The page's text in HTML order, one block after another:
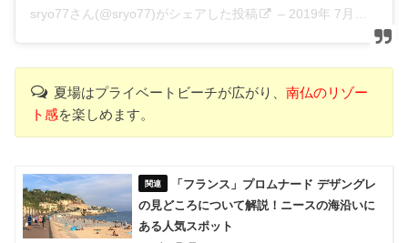
sryo77さん(@sryo77)がシェアした投稿 – 2019年 7月月25日午前4時06分PDT
夏場はプライベートビーチが広がり、 南仏のリゾー
ト感を楽しめます。
「フランス」プロムナード デザングレ
の見どころについて解説！ニースの海沿いに
ある人気スポット